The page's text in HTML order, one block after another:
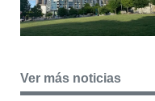
Ver más noticias